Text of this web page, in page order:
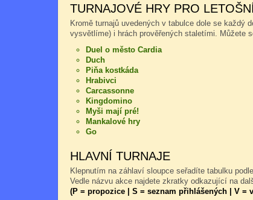
TURNAJOVÉ HRY PRO
Kromě turnajů uvedených v tabulce dole se každý
vysvětlíme) i hrách prověřených staletími. Můžete
Duel o město Cardia
Duch
Piňa kostkáda
Hrabivci
Carcassonne
Kingdomino
Myši mají pré!
Mankalové hry
Go
HLAVNÍ TURNAJE
Klepnutím na záhlaví sloupce seřadíte tabulku
Vedle názvu akce najdete zkratky odkazující na
(P = propozice | S = seznam přihlášených | V =